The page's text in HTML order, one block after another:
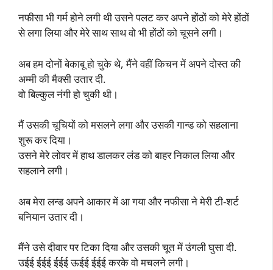
नफीसा भी गर्म होने लगी थी उसने पलट कर अपने होंठों को मेरे होंठों
से लगा लिया और मेरे साथ साथ वो भी होंठों को चूसने लगी।
अब हम दोनों बेकाबू हो चुके थे, मैंने वहीं किचन में अपने दोस्त की
अम्मी की मैक्सी उतार दी.
वो बिल्कुल नंगी हो चुकी थी।
मैं उसकी चूचियों को मसलने लगा और उसकी गान्ड को सहलाना
शुरू कर दिया।
उसने मेरे लोवर में हाथ डालकर लंड को बाहर निकाल लिया और
सहलाने लगी।
अब मेरा लन्ड अपने आकार में आ गया और नफीसा ने मेरी टी-शर्ट
बनियान उतार दी।
मैंने उसे दीवार पर टिका दिया और उसकी चूत में उंगली घुसा दी.
उईई ईईई ईईई ऊईई ईईई करके वो मचलने लगी।